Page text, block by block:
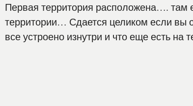
Первая территория расположена…. там
территории… Сдается целиком если вы
все устроено изнутри и что еще есть на